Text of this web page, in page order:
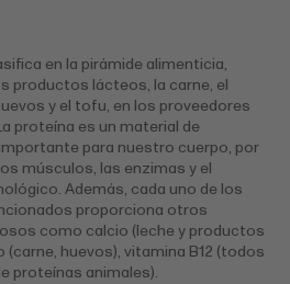
en la pirámide alimenticia,
productos lácteos, la carne, el
y el tofu, en los proveedores
proteína es un material de
para nuestro cuerpo, por
músculos, las enzimas y el
Además, cada uno de los
proporciona otros
como calcio (leche y productos
(carne, huevos), vitamina B12 (todos
proteínas animales).